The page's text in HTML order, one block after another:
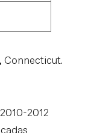
Connecticut.
2012